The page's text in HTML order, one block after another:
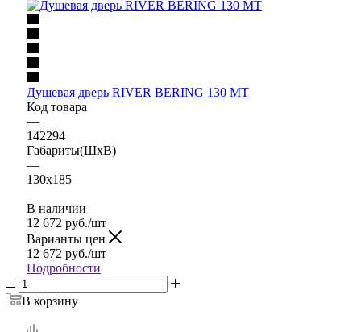
Душевая дверь RIVER BERING 130 МТ
Код товара
—
142294
Габариты(ШхВ)
—
130x185
В наличии
12 672 руб./шт
Варианты цен
12 672 руб./шт
Подробности
В корзину